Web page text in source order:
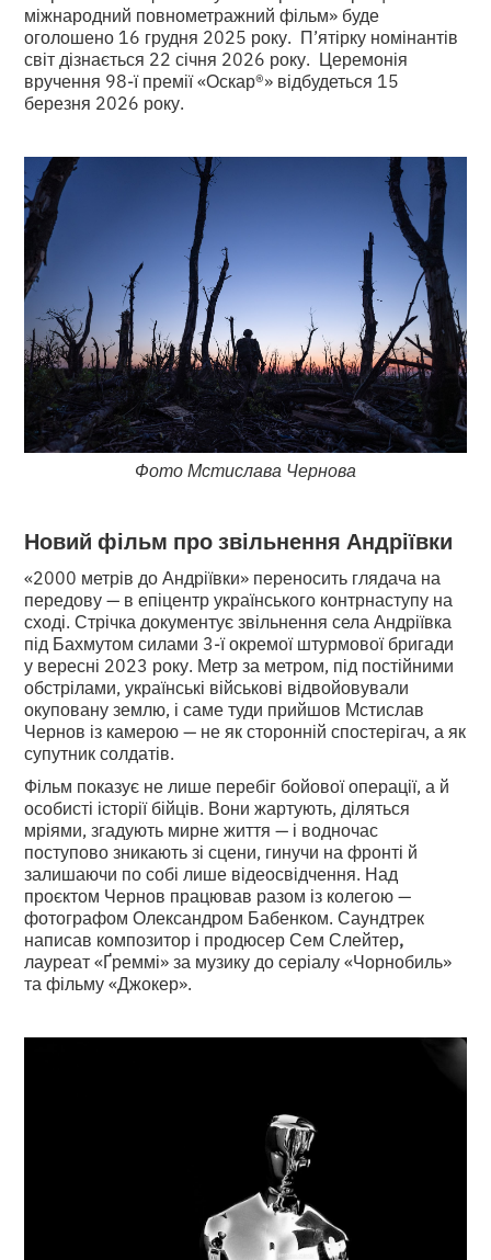
міжнародний повнометражний фільм» буде
оголошено 16 грудня 2025 року. П’ятірку номінантів
світ дізнається 22 січня 2026 року. Церемонія
вручення 98-ї премії «Оскар®» відбудеться 15
березня 2026 року.
Фото Мстислава Чернова
Новий фільм про звільнення Андріївки
«2000 метрів до Андріївки» переносить глядача на
передову — в епіцентр українського контрнаступу на
сході. Стрічка документує звільнення села Андріївка
під Бахмутом силами 3-ї окремої штурмової бригади
у вересні 2023 року. Метр за метром, під постійними
обстрілами, українські військові відвойовували
окуповану землю, і саме туди прийшов Мстислав
Чернов із камерою — не як сторонній спостерігач, а як
супутник солдатів.
Фільм показує не лише перебіг бойової операції, а й
особисті історії бійців. Вони жартують, діляться
мріями, згадують мирне життя — і водночас
поступово зникають зі сцени, гинучи на фронті й
залишаючи по собі лише відеосвідчення. Над
проєктом Чернов працював разом із колегою —
фотографом Олександром Бабенком. Саундтрек
написав композитор і продюсер Сем Слейтер,
лауреат «Ґреммі» за музику до серіалу «Чорнобиль»
та фільму «Джокер».